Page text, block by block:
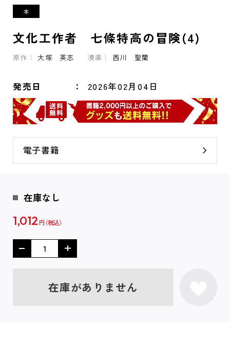
文化工作者 七條特高の冒険(4)
原作： 大塚 英志 漫画： 西川 聖蘭
発売日 2026年02月04日
電子書籍
在庫なし
1,012 円
在庫がありません